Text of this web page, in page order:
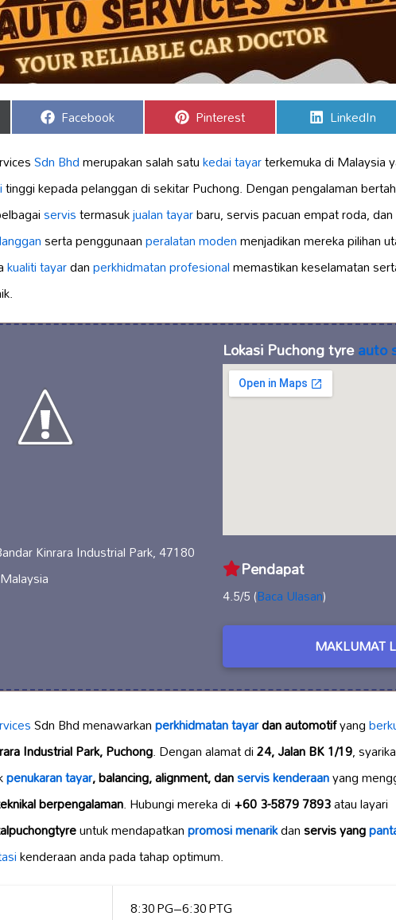
Share
on
Facebook Share
on
Pinterest Share
on
LinkedIn
Sdn Bhdmerupakan salah satukedai tayarterkemuka di Malaysia
tinggi kepada pelanggan di sekitar Puchong. Dengan pengalaman
servistermasukjualan tayarbaru, servis pacuan empat roda,
serta penggunaanperalatan modenmenjadikan mereka pilihan
kualiti tayardanperkhidmatan profesionalmemastikan keselamatan
Kinrara Industrial Park, 47180
Lokasi Puchong tyreauto
Pendapat
4.5/5 (Baca Ulasan)
MAKLUMAT
Sdn Bhd menawarkanperkhidmatan tayardan automotifyang
Industrial Park, Puchong. Dengan alamat di24, Jalan BK 1/19,
penukaran tayar, balancing, alignment, danservis kenderaanyang
berpengalaman. Hubungi mereka di+60 3-5879 7893atau layari
untuk mendapatkanpromosi menarikdanservis yang
kenderaan anda pada tahap optimum.
8:30 PG–6:30 PTG